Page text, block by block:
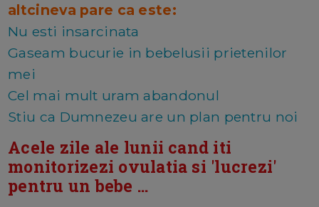
altcineva pare ca este:
Nu esti insarcinata
Gaseam bucurie in bebelusii prietenilor
mei
Cel mai mult uram abandonul
Stiu ca Dumnezeu are un plan pentru noi
Acele zile ale lunii cand iti
monitorizezi ovulatia si 'lucrezi'
pentru un bebe ...